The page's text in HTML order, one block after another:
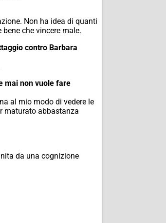
Non ha idea di quanti
che vincere male.
contro Barbara
mai non vuole fare
al mio modo di vedere le
maturato abbastanza
da una cognizione